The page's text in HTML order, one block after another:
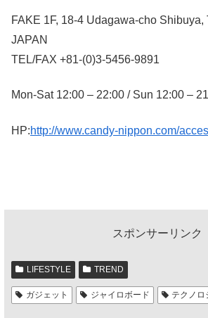
FAKE 1F, 18-4 Udagawa-cho Shibuya,
JAPAN
TEL/FAX +81-(0)3-5456-9891
Mon-Sat 12:00 – 22:00 / Sun 12:00 –
HP:http://www.candy-nippon.com/
スポンサーリンク
LIFESTYLE TREND
ガジェット ジャイロボード テクノロ